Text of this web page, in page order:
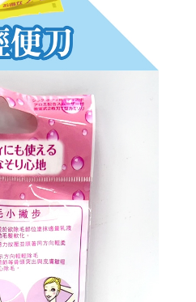
代理人或監護人之同意方可使用
辦者引起之損失，本公司不負相關責
依據個別帳號之用戶狀況，依本公司即
額度不足之情形，本公司將視審查結果
人資訊註冊。若發現惡意使用之情形，
用戶之使用額度並採取法律行動。